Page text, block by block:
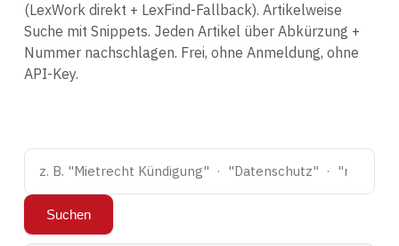
(LexWork direkt + LexFind-Fallback). Artikelweise
Suche mit Snippets. Jeden Artikel über Abkürzung +
Nummer nachschlagen. Frei, ohne Anmeldung, ohne
API-Key.
Suchen